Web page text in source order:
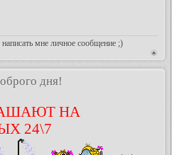
мне личное сообщение ;)
дня!
НА
24\7